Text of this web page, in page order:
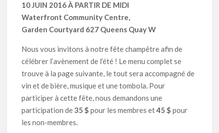
10 JUIN 2016 À PARTIR DE MIDI
Waterfront Community Centre,
Garden Courtyard 627 Queens Quay W
Nous vous invitons à notre fête champêtre afin de
célébrer l’avènement de l’été ! Le menu complet se
trouve à la page suivante, le tout sera accompagné de
vin et de bière, musique et une tombola. Pour
participer à cette fête, nous demandons une
participation de35 $ pour les membres et45 $ pour
les non-membres.